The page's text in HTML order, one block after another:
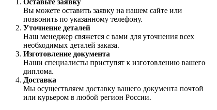
Вы можете оставить заявку на нашем сайте или
позвонить по указанному телефону.
Уточнение деталей
Наш менеджер свяжется с вами для уточнения всех
необходимых деталей заказа.
Изготовление документа
Наши специалисты приступят к изготовлению вашего
диплома.
Доставка
Мы осуществляем доставку вашего документа почтой
или курьером в любой регион России.